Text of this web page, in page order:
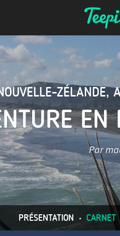
ZÉLANDE,
Par
PRÉSENTATION • CARNET